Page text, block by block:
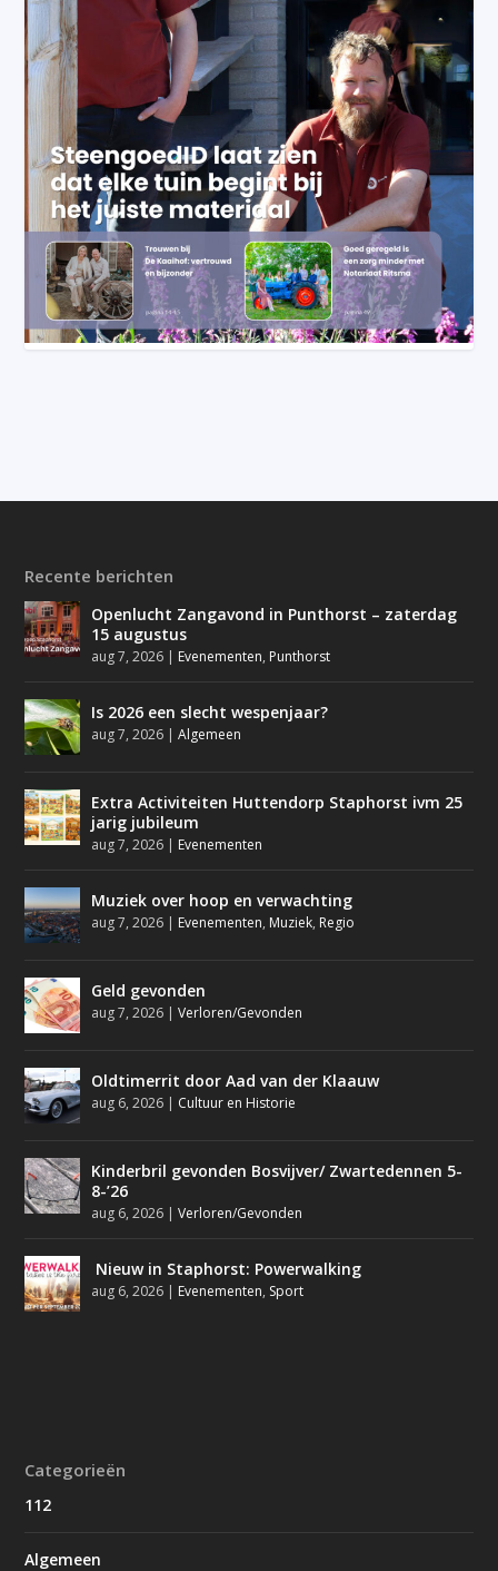
Recente berichten
Openlucht Zangavond in Punthorst – zaterdag
15 augustus
aug 7, 2026 | Evenementen, Punthorst
Is 2026 een slecht wespenjaar?
aug 7, 2026 |Algemeen
Extra Activiteiten Huttendorp Staphorst ivm 25
jarig jubileum
aug 7, 2026 | Evenementen
Muziek over hoop en verwachting
aug 7, 2026 | Evenementen, Muziek, Regio
Geld gevonden
aug 7, 2026 |Verloren/Gevonden
Oldtimerrit door Aad van der Klaauw
aug 6, 2026 | Cultuur en Historie
Kinderbril gevonden Bosvijver/ Zwartedennen 5-
8-’26
aug 6, 2026 |Verloren/Gevonden
Nieuw in Staphorst: Powerwalking
aug 6, 2026 | Evenementen, Sport
Categorieën
112
Algemeen